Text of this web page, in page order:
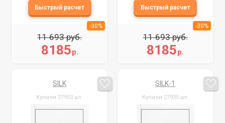
8185р.
11 693 руб.
-30%
8185р.
11 693 руб.
-30%
SILK
Купили 27953 шт.
SILK-1
Купили 27935 шт.